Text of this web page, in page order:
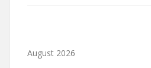
August 2026